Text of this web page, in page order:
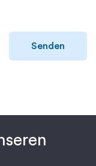
Senden